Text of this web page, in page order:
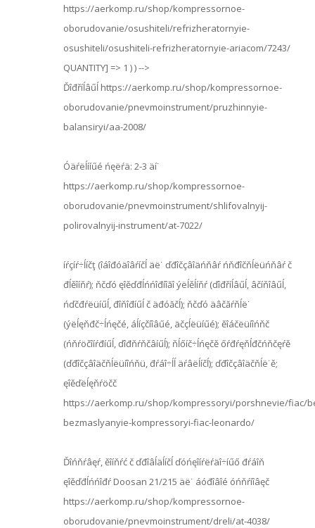
https://aerkomp.ru/shop/kompressornoe-
oborudovanie/osushiteli/refrizheratornyie-
osushiteli/osushiteli-refrizheratornyie-ariacom/7243/
QUANTITY] => 1 ) ) -->
Ďîđříĺâűĺ https://aerkomp.ru/shop/kompressornoe-
oborudovanie/pnevmoinstrument/pruzhinnyie-
balansiryi/aa-2008/
Óäŕëĺííűé ńęëŕä: 2-3 äí˙
https://aerkomp.ru/shop/kompressornoe-
oborudovanie/pnevmoinstrument/shlifovalnyij-
polirovalnyij-instrument/at-7022/
íŕçíŕ÷ĺíčţ (îáîđóäîâŕíčĺ äë˙ ďđîčçâîäńňâŕ ńňđîčňĺëüńňâŕ č
đĺěîíňŕ); ňčďó ęîěďđĺńńîđíîăî ýëĺěĺíňŕ (ďîđříĺâűĺ, âčíňîâűĺ,
ńďčđŕëüíűĺ, đîňîđíűĺ č äđóăčĺ); ňčďó äâčăŕňĺë˙
(ýëĺęňđč÷ĺńęčé, áĺíçčíîâűé, äčçĺëüíűé); ěîáčëüíîńňč
(ńňŕöčîíŕđíűĺ, ďîđňŕňčâíűĺ); ňĺőíč÷ĺńęčě őŕđŕęňĺđčńňčęŕě
(ďđîčçâîäčňĺëüíîńňü, đŕáî÷ĺĺ äŕâëĺíčĺ); ďđîčçâîäčňĺë˙ě;
ęîěďëĺęňŕöčč
https://aerkomp.ru/shop/kompressoryi/porshnevie/fiac/
bezmaslyanyie-kompressoryi-fiac-leonardo/
Ďîńňŕâęŕ, ěîíňŕć č ďđîâĺäĺíčĺ ďóńęîíŕëŕäî÷íűő đŕáîň
ęîěďđĺńńîđŕ Doosan 21/215 äë˙ áóđîâîé óńňŕíîâęč
https://aerkomp.ru/shop/kompressornoe-
oborudovanie/pnevmoinstrument/dreli/at-4038/